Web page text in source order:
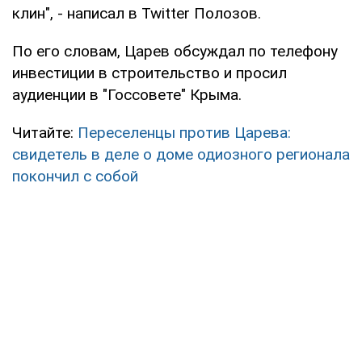
клин", - написал в Twitter Полозов.
По его словам, Царев обсуждал по телефону
инвестиции в строительство и просил
аудиенции в "Госсовете" Крыма.
Читайте: Переселенцы против Царева:
свидетель в деле о доме одиозного регионала
покончил с собой